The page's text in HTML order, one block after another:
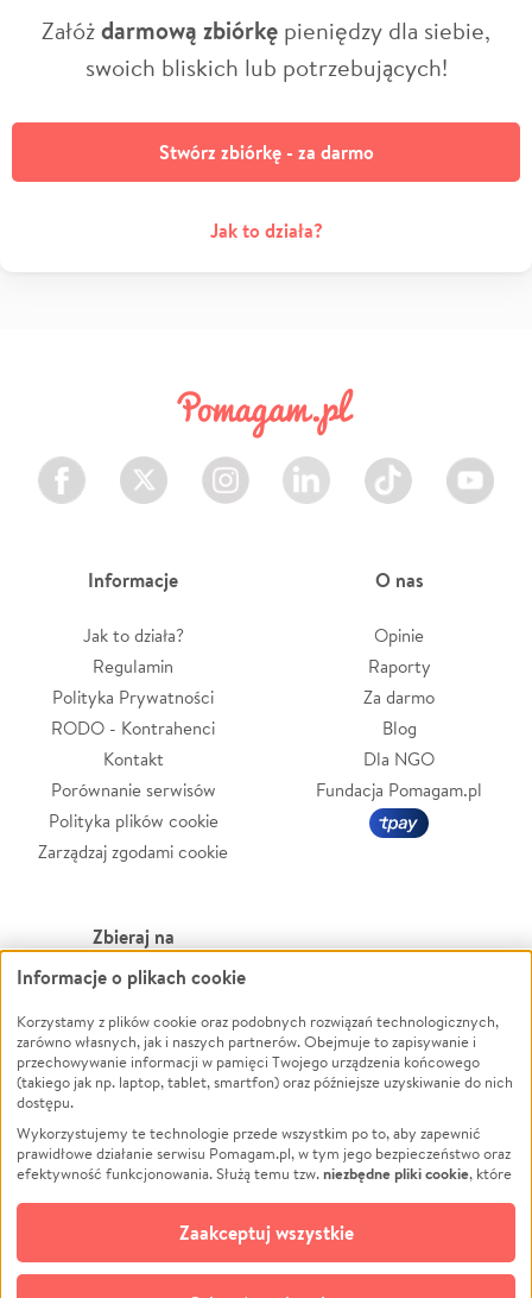
Załóżdarmową zbiórkę pieniędzy dla siebie,
swoich bliskich lub potrzebujących!
Stwórz zbiórkę - za darmo
Jak to działa?
Facebook Twitter Instagram LinkedIn TikTok Youtube
Informacje
Jak to działa?
Regulamin
Polityka Prywatności
RODO - Kontrahenci
Kontakt
Porównanie serwisów
Polityka plików cookie
Zarządzaj zgodami cookie
O nas
Opinie
Raporty
Za darmo
Blog
Dla NGO
Fundacja Pomagam.pl
Zbieraj na
Leczenie
Zwierzęta
Pożar
Ukraina
Pomoc Finansowa
Projekty
Pogrzeb
Społeczność lokalna
Kultura
Powódź
Wichura
NGO
Edukacja
Podróż
Impreza
Ochrona środowiska
Biznes
Informacje o plikach cookie
Korzystamy z plików cookie oraz podobnych rozwiązań technologicznych,
zarówno własnych, jak i naszych partnerów. Obejmuje to zapisywanie i
przechowywanie informacji w pamięci Twojego urządzenia końcowego
(takiego jak np. laptop, tablet, smartfon) oraz późniejsze uzyskiwanie do nich
dostępu.
Wykorzystujemy te technologie przede wszystkim po to, aby zapewnić
prawidłowe działanie serwisu Pomagam.pl, w tym jego bezpieczeństwo oraz
efektywność funkcjonowania. Służą temu tzw.niezbędne pliki cookie, które
opcjonalnych plików cookie
technologii do celów analitycznych i retargetingowych. Możesz wyrazić
zgodę na ich stosowanie lub jej odmówić. W dowolnym momencie masz
możliwość zmiany swoich preferencji na stronie „Zarządzaj zgodami cookie”,
Zaakceptuj wszystkie